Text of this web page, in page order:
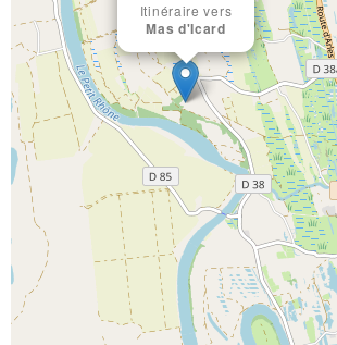
Itinéraire vers
Mas d'Icard